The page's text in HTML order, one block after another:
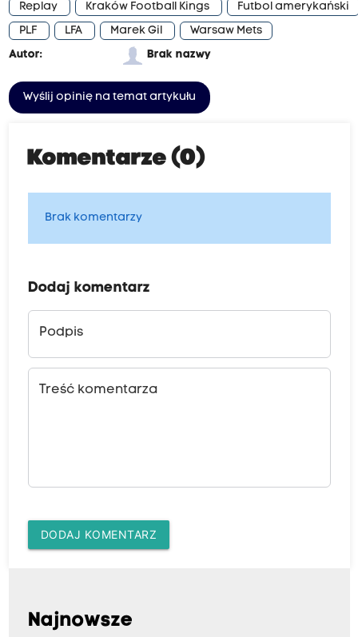
Replay
Kraków Football Kings
Futbol amerykański
PLF
LFA Marek Gil
Warsaw Mets
Autor:
Brak nazwy
Wyślij opinię na temat artykułu
Komentarze (0)
Brak komentarzy
Dodaj komentarz
Podpis
Treść komentarza
DODAJ KOMENTARZ
Najnowsze